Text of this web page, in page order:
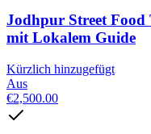
Jodhpur Street Food
mit Lokalem Guide
Kürzlich hinzugefügt
Aus
€2,500.00